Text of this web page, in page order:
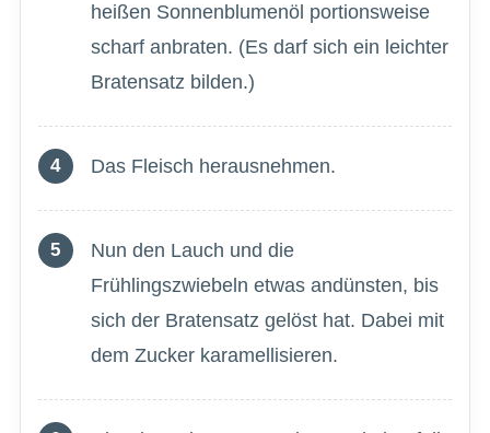
heißen Sonnenblumenöl portionsweise
scharf anbraten. (Es darf sich ein leichter
Bratensatz bilden.)
Das Fleisch herausnehmen.
Nun den Lauch und die
Frühlingszwiebeln etwas andünsten, bis
sich der Bratensatz gelöst hat. Dabei mit
dem Zucker karamellisieren.